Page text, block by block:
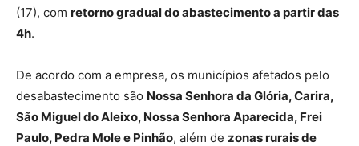
(17), com retorno gradual do abastecimento a partir das
4h.
De acordo com a empresa, os municípios afetados pelo
desabastecimento são Nossa Senhora da Glória, Carira,
São Miguel do Aleixo, Nossa Senhora Aparecida, Frei
Paulo, Pedra Mole e Pinhão, além de zonas rurais de